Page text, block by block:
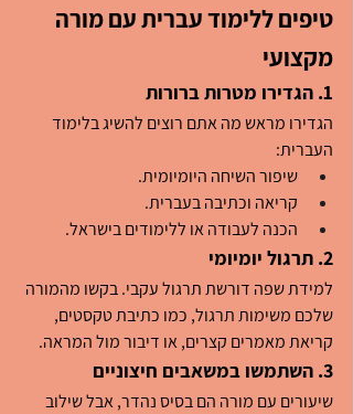
טיפים ללימוד עברית עם מורה
מקצועי
1. הגדירו מטרות ברורות
הגדירו מראש מה אתם רוצים להשיג בלימוד
העברית:
שיפור השיחה היומיומית.
קריאה וכתיבה בעברית.
הכנה לעבודה או ללימודים בישראל.
2. תרגול יומיומי
למידת שפה דורשת תרגול עקבי. בקשו מהמורה
שלכם משימות תרגול, כמו כתיבת טקסטים,
קריאת מאמרים קצרים, או דיבור מול המראה.
3. השתמשו במשאבים חיצוניים
שיעורים עם מורה הם בסיס נהדר, אבל שילוב